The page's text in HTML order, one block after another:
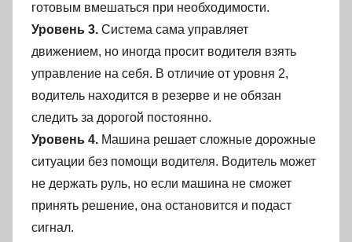
готовым вмешаться при необходимости.
Уровень 3. Система сама управляет
движением, но иногда просит водителя взять
управление на себя. В отличие от уровня 2,
водитель находится в резерве и не обязан
следить за дорогой постоянно.
Уровень 4. Машина решает сложные дорожные
ситуации без помощи водителя. Водитель может
не держать руль, но если машина не сможет
принять решение, она остановится и подаст
сигнал.